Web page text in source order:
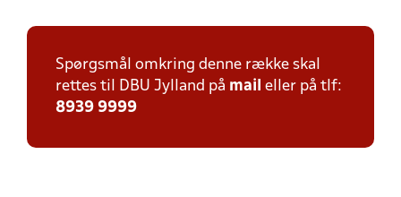
Spørgsmål omkring denne række skal
rettes til DBU Jylland på mail eller på tlf:
8939 9999